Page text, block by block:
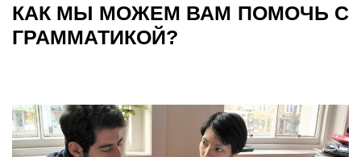
КАК МЫ МОЖЕМ ВАМ ПОМОЧЬ С
ГРАММАТИКОЙ?